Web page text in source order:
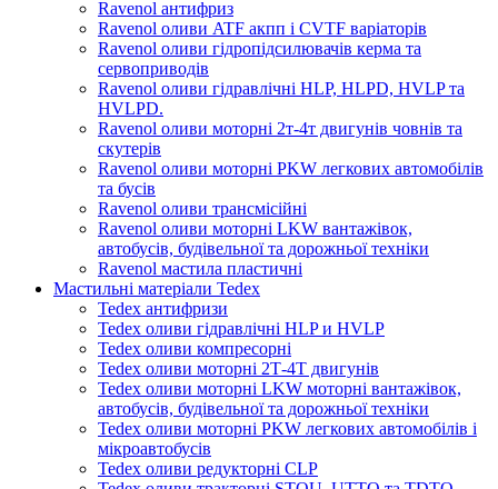
Ravenol антифриз
Ravenol оливи ATF акпп і CVTF варіаторів
Ravenol оливи гідропідсилювачів керма та
сервоприводів
Ravenol оливи гідравлічні HLP, HLPD, HVLP та
HVLPD.
Ravenol оливи моторні 2т-4т двигунів човнів та
скутерів
Ravenol оливи моторні PKW легкових автомобілів
та бусів
Ravenol оливи трансмісійні
Ravenol оливи моторні LKW вантажівок,
автобусів, будівельної та дорожньої техніки
Ravenol мастила пластичні
Мастильні матеріали Tedex
Tedex антифризи
Tedex оливи гідравлічні HLP и HVLP
Tedex оливи компресорні
Tedex оливи моторні 2Т-4Т двигунів
Tedex оливи моторні LKW моторні вантажівок,
автобусів, будівельної та дорожньої техніки
Tedex оливи моторні PKW легкових автомобілів і
мікроавтобусів
Tedex оливи редукторні CLP